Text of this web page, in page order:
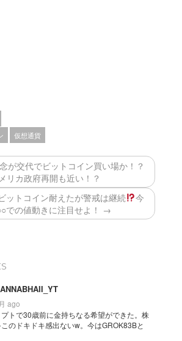
仮想通貨
が交代でビットコイン買い場か！？
リカ政府再開も近い！？
ットコイン耐えたが警戒は継続
今
での値動きに注目せよ！ →
ago
トで30歳前に金持ちなる希望ができた。株
このドキドキ感出ないw。今はGROK83Bと